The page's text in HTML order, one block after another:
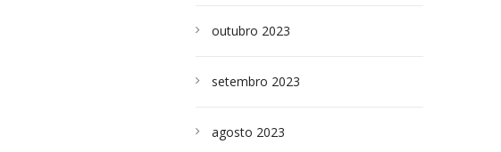
outubro 2023
setembro 2023
agosto 2023